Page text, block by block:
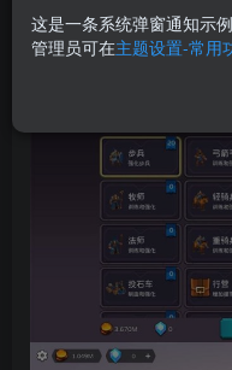
这是一条系统弹窗通知示例
管理员可在主题设置-常用